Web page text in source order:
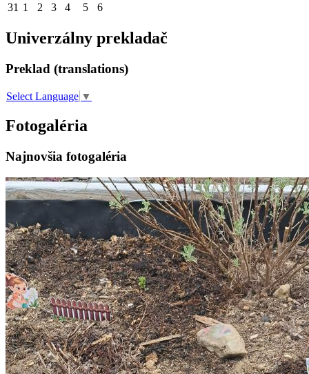
31 1 2 3 4 5 6
Univerzálny prekladač
Preklad (translations)
Select Language ▼
Fotogaléria
Najnovšia fotogaléria